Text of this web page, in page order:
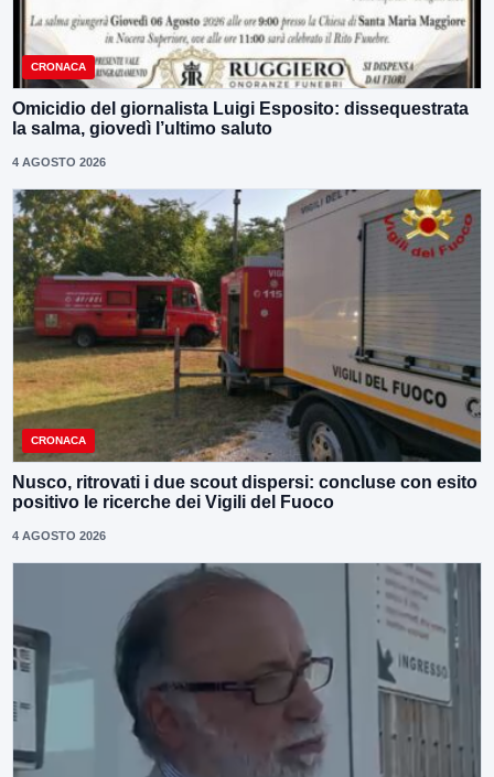
CRONACA
Omicidio del giornalista Luigi Esposito: dissequestrata
la salma, giovedì l’ultimo saluto
4 AGOSTO 2026
CRONACA
Nusco, ritrovati i due scout dispersi: concluse con esito
positivo le ricerche dei Vigili del Fuoco
4 AGOSTO 2026